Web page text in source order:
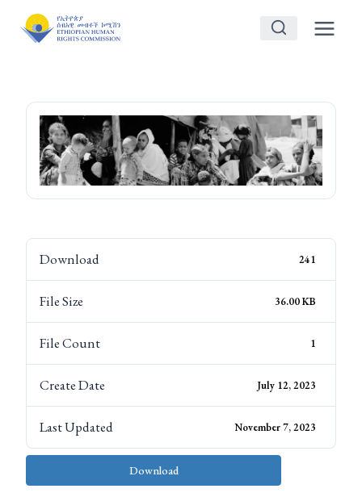
Download
Download 241
File Size 36.00 KB
File Count 1
Create Date July 12, 2023
Last Updated November 7, 2023